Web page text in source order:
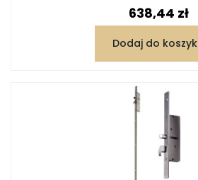
Cena
638,44 zł
Dodaj do